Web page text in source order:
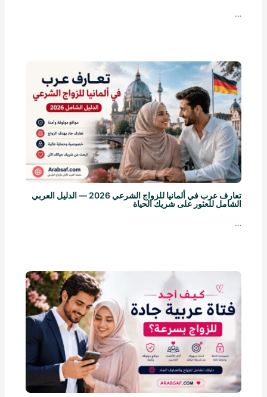
…
تعارف عرب في ألمانيا للزواج الشرعي 2026 — الدليل العربي
الشامل للعثور على شريك الحياة
…